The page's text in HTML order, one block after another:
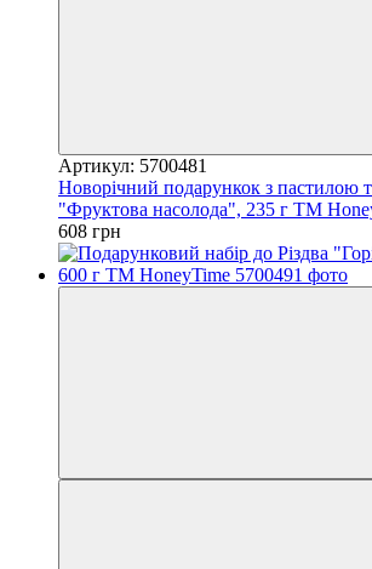
Артикул: 5700481
Новорічний подарункок з пастилою
"Фруктова насолода", 235 г ТМ
608 грн